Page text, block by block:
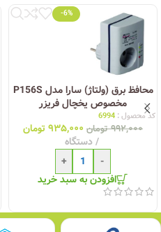
-6%
محافظ برق (ولتاژ) سارا مدل P156S
مخصوص یخچال فریزر
کد محصول : 6994
۹۹۲,۰۰۰ تومان ۹۳۵,۰۰۰تومان
دستگاه
-
+
افزودن به سبد خرید